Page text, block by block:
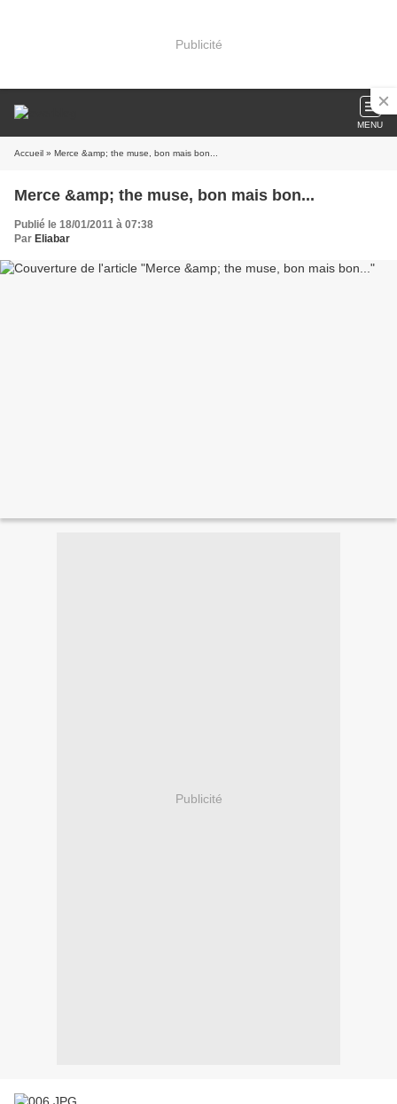
Publicité
MENU
Accueil » Merce &amp; the muse, bon mais bon...
Merce &amp; the muse, bon mais bon...
Publié le 18/01/2011 à 07:38
Par Eliabar
Publicité